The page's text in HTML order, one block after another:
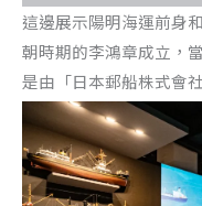
這邊展示陽明海運前身
朝時期的李鴻章成立，
是由「日本郵船株式會